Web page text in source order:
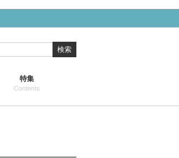
検索
特集
Contents